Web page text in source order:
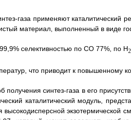
газа применяют каталитический
материал, выполненный в виде
селективностью по CO 77%, по Н2
что приводит к повышенному
синтез-газа в его
каталитический модуль,
экзотермической